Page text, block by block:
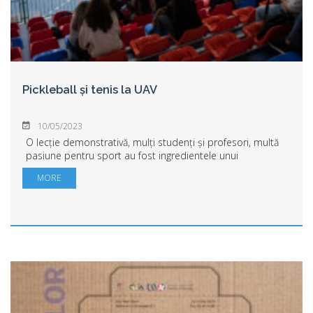
Pickleball și tenis la UAV
10/05/2023
O lecție demonstrativă, mulți studenți și profesori, multă
pasiune pentru sport au fost ingredientele unui
eveniment destinat pikeballului și tenisului organizat de
Facultatea de Educație Fizică și Sp...
MORE